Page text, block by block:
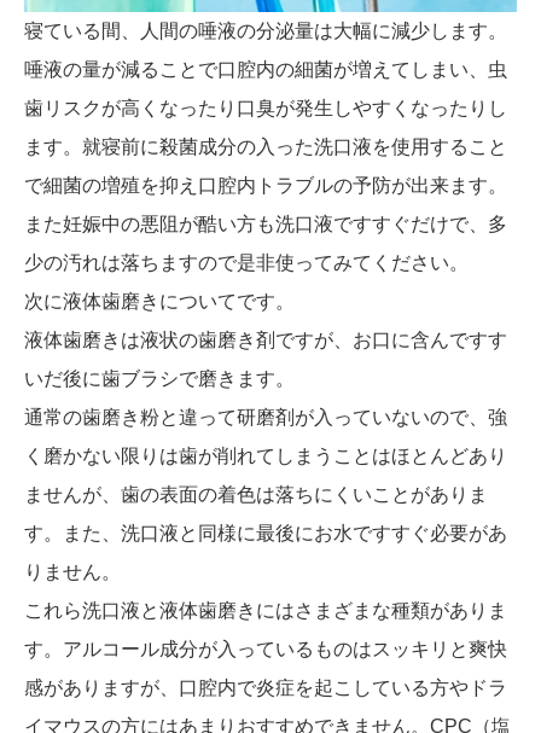
寝ている間、人間の唾液の分泌量は大幅に減少します。
唾液の量が減ることで口腔内の細菌が増えてしまい、虫
歯リスクが高くなったり口臭が発生しやすくなったりし
ます。就寝前に殺菌成分の入った洗口液を使用すること
で細菌の増殖を抑え口腔内トラブルの予防が出来ます。
また妊娠中の悪阻が酷い方も洗口液ですすぐだけで、多
少の汚れは落ちますので是非使ってみてください。
次に液体歯磨きについてです。
液体歯磨きは液状の歯磨き剤ですが、お口に含んですす
いだ後に歯ブラシで磨きます。
通常の歯磨き粉と違って研磨剤が入っていないので、強
く磨かない限りは歯が削れてしまうことはほとんどあり
ませんが、歯の表面の着色は落ちにくいことがありま
す。また、洗口液と同様に最後にお水ですすぐ必要があ
りません。
これら洗口液と液体歯磨きにはさまざまな種類がありま
す。アルコール成分が入っているものはスッキリと爽快
感がありますが、口腔内で炎症を起こしている方やドラ
イマウスの方にはあまりおすすめできません。CPC（塩